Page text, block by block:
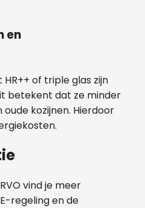
en
of triple glas zijn
betekent dat ze minder
kozijnen. Hierdoor
vind je meer
regeling en de